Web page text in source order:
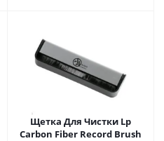
Щетка Для Чистки Lp
Carbon Fiber Record Brush